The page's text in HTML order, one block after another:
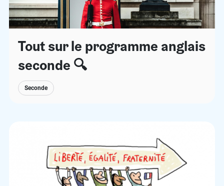
Tout sur le programme anglais
seconde 🔍
Seconde